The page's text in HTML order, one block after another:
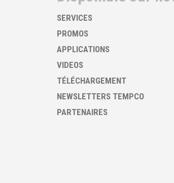
SERVICES
PROMOS
APPLICATIONS
VIDEOS
TÉLÉCHARGEMENT
NEWSLETTERS TEMPCO
PARTENAIRES